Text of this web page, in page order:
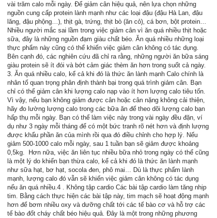
vài trăm calo mỗi ngày. ‏Để giảm cân hiệu quả, nên lựa chọn những
nguồn cung cấp protein lành mạnh như các loại đậu (đậu Hà Lan, đậu
lăng, đậu phộng…), thịt gà, trứng, thịt bò (ăn cỏ), cá bơn, bột protein…
Nhiều người mắc sai lầm trong việc giảm cân vì ăn quá nhiều thịt hoặc
sữa, đây là những nguồn đạm giàu chất béo. Ăn quá nhiều những loại
thực phẩm này cũng có thể khiến việc giảm cân không có tác dụng.‏
giàu protein sẽ ít đói và bớt cảm giác thèm ăn hơn trong suốt cả ngày. ‏
‏3. Ăn quá nhiều calo, kể cả khi đó là thức ăn lành mạnh‏ Calo chính là
nhân tố quan trọng phân định thành bại trong quá trình giảm cân. Bạn
chỉ có thể giảm cân khi lượng calo nạp vào ít hơn lượng calo tiêu tốn. ‏
hãy đo lường lượng calo trong các bữa ăn để theo dõi lượng calo bạn
hấp thụ mỗi ngày. Bạn có thể làm việc này trong vài ngày đều đặn, ví
dụ như 3 ngày mỗi tháng để có một bức tranh rõ nét hơn và định lượng
được khẩu phần ăn của mình rồi qua đó điều chỉnh cho hợp lý. Nếu
giảm 500-1000 calo mỗi ngày, sau 1 tuần bạn sẽ giảm được khoảng
0,5kg. ‏ ‏Hơn nữa, việc ăn liên tục nhiều bữa nhỏ trong ngày có thể cũng
là một lý do khiến bạn thừa calo, kể cả khi đó là thức ăn lành mạnh
như sữa hạt, bơ hạt, socola đen, phô mai… Dù là thực phẩm lành
mạnh, lượng calo đó vẫn sẽ khiến việc giảm cân không có tác dụng
nếu ăn quá nhiều.‏‏ 4. Không tập cardio‏ Các bài tập cardio làm tăng nhịp
tim. Bằng cách thực hiện các bài tập này, tim mạch sẽ hoạt động mạnh
hơn để bơm nhiều oxy và dưỡng chất tới các tế bào cơ và hỗ trợ các
tế bào đốt cháy chất béo hiệu quả. Đây là một trong những phương